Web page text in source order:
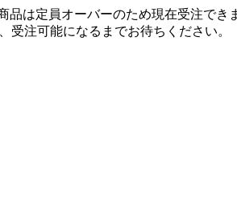
品は定員オーバーのため現在受注でき
受注可能になるまでお待ちください。